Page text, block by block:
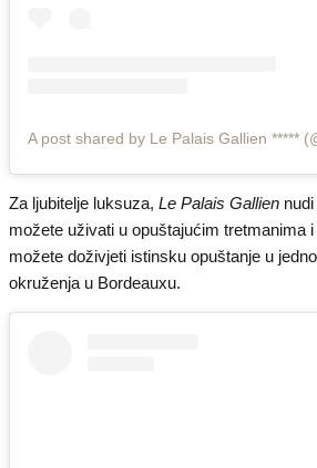
Za ljubitelje luksuza, Le Palais Gallien
možete uživati u opuštajućim tretmanima
možete doživjeti istinsku opuštanje u
okruženja u Bordeauxu.